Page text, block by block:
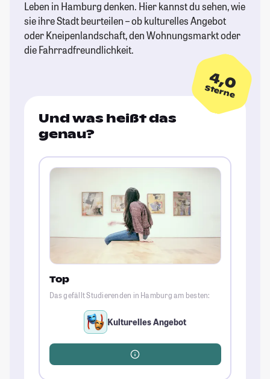
Leben in Hamburg denken. Hier kannst du sehen, wie
sie ihre Stadt beurteilen – ob kulturelles Angebot
oder Kneipenlandschaft, den Wohnungsmarkt oder
die Fahrradfreundlichkeit.
4,0
Sterne
Und was heißt das
genau?
Top
Das gefällt Studierenden in Hamburg am besten:
Kulturelles Angebot